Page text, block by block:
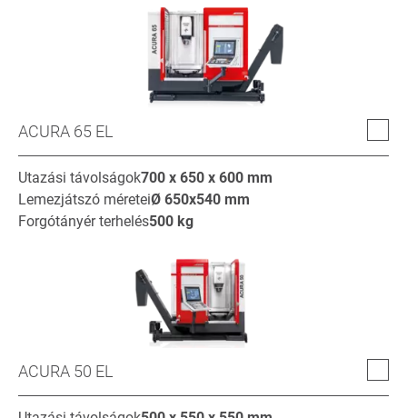
ACURA 65 EL
Utazási távolságok700 x 650 x 600 mm
Lemezjátszó méreteiØ 650x540 mm
Forgótányér terhelés500 kg
ACURA 50 EL